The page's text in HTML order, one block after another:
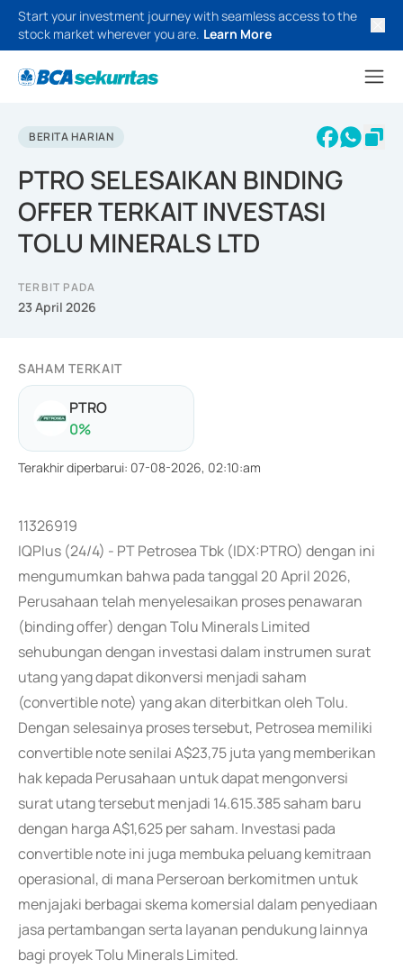
Start your investment journey with seamless access to the
stock market wherever you are. Learn More
BERITA HARIAN
PTRO SELESAIKAN BINDING
OFFER TERKAIT INVESTASI
TOLU MINERALS LTD
TERBIT PADA
23 April 2026
SAHAM TERKAIT
PTRO
0%
Terakhir diperbarui: 07-08-2026, 02:10:am
11326919
IQPlus (24/4) - PT Petrosea Tbk (IDX:PTRO) dengan ini
mengumumkan bahwa pada tanggal 20 April 2026,
Perusahaan telah menyelesaikan proses penawaran
(binding offer) dengan Tolu Minerals Limited
sehubungan dengan investasi dalam instrumen surat
utang yang dapat dikonversi menjadi saham
(convertible note) yang akan diterbitkan oleh Tolu.
Dengan selesainya proses tersebut, Petrosea memiliki
convertible note senilai A$23,75 juta yang memberikan
hak kepada Perusahaan untuk dapat mengonversi
surat utang tersebut menjadi 14.615.385 saham baru
dengan harga A$1,625 per saham. Investasi pada
convertible note ini juga membuka peluang kemitraan
operasional, di mana Perseroan berkomitmen untuk
menjajaki berbagai skema komersial dalam penyediaan
jasa pertambangan serta layanan pendukung lainnya
bagi proyek Tolu Minerals Limited.